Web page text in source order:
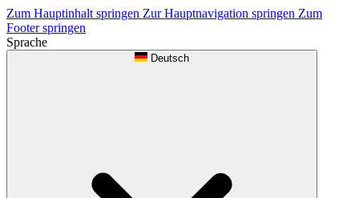
Zum Hauptinhalt springen Zur Hauptnavigation springen Zum
Footer springen
Sprache
Deutsch